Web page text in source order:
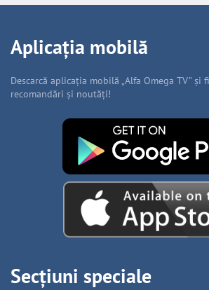
Aplicația mobilă
Descarcă aplicația mobilă „Alfa Omega TV”
recomandări și noutăți!
Secțiuni speciale